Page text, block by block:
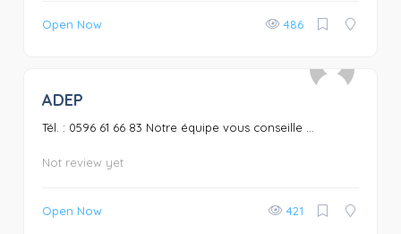
Open Now 486
ADEP
Tél. : 0596 61 66 83 Notre équipe vous conseille ...
Not review yet
Open Now 421